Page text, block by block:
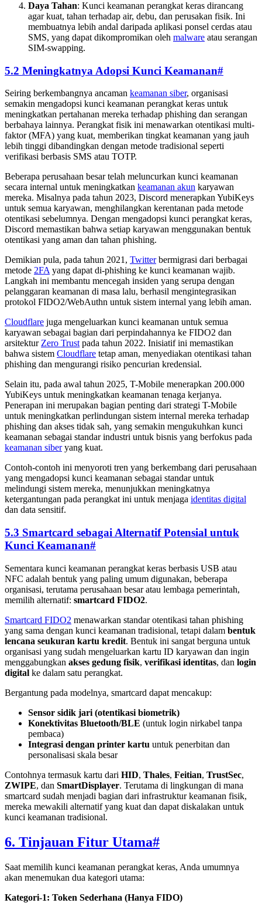
Daya Tahan: Kunci keamanan perangkat keras dirancang
agar kuat, tahan terhadap air, debu, dan perusakan fisik. Ini
membuatnya lebih andal daripada aplikasi ponsel cerdas atau
SMS, yang dapat dikompromikan oleh malware atau serangan
SIM-swapping.
5.2 Meningkatnya Adopsi Kunci Keamanan#
Seiring berkembangnya ancaman keamanan siber, organisasi
semakin mengadopsi kunci keamanan perangkat keras untuk
meningkatkan pertahanan mereka terhadap phishing dan serangan
berbahaya lainnya. Perangkat fisik ini menawarkan otentikasi multi-
faktor (MFA) yang kuat, memberikan tingkat keamanan yang jauh
lebih tinggi dibandingkan dengan metode tradisional seperti
verifikasi berbasis SMS atau TOTP.
Beberapa perusahaan besar telah meluncurkan kunci keamanan
secara internal untuk meningkatkan keamanan akun karyawan
mereka. Misalnya pada tahun 2023, Discord menerapkan YubiKeys
untuk semua karyawan, menghilangkan kerentanan pada metode
otentikasi sebelumnya. Dengan mengadopsi kunci perangkat keras,
Discord memastikan bahwa setiap karyawan menggunakan bentuk
otentikasi yang aman dan tahan phishing.
Demikian pula, pada tahun 2021, Twitterbermigrasi dari berbagai
metode 2FAyang dapat di-phishing ke kunci keamanan wajib.
Langkah ini membantu mencegah insiden yang serupa dengan
pelanggaran keamanan di masa lalu, berhasil mengintegrasikan
protokol FIDO2/WebAuthn untuk sistem internal yang lebih aman.
Cloudflare juga mengeluarkan kunci keamanan untuk semua
karyawan sebagai bagian dari perpindahannya ke FIDO2 dan
arsitekturZero Trustpada tahun 2022. Inisiatif ini memastikan
bahwa sistem Cloudflare tetap aman, menyediakan otentikasi tahan
phishing dan mengurangi risiko pencurian kredensial.
Selain itu, pada awal tahun 2025, T-Mobile menerapkan 200.000
YubiKeys untuk meningkatkan keamanan tenaga kerjanya.
Penerapan ini merupakan bagian penting dari strategi T-Mobile
untuk meningkatkan perlindungan sistem internal mereka terhadap
phishing dan akses tidak sah, yang semakin mengukuhkan kunci
keamanan sebagai standar industri untuk bisnis yang berfokus pada
keamanan siberyang kuat.
Contoh-contoh ini menyoroti tren yang berkembang dari perusahaan
yang mengadopsi kunci keamanan sebagai standar untuk
melindungi sistem mereka, menunjukkan meningkatnya
ketergantungan pada perangkat ini untuk menjaga identitas digital
dan data sensitif.
5.3 Smartcard sebagai Alternatif Potensial untuk
Kunci Keamanan#
Sementara kunci keamanan perangkat keras berbasis USB atau
NFC adalah bentuk yang paling umum digunakan, beberapa
organisasi, terutama perusahaan besar atau lembaga pemerintah,
memilih alternatif: smartcard FIDO2.
Smartcard FIDO2 menawarkan standar otentikasi tahan phishing
yang sama dengan kunci keamanan tradisional, tetapi dalam bentuk
lencana seukuran kartu kredit. Bentuk ini sangat berguna untuk
organisasi yang sudah mengeluarkan kartu ID karyawan dan ingin
menggabungkan akses gedung fisik, verifikasi identitas, dan login
digital ke dalam satu perangkat.
Bergantung pada modelnya, smartcard dapat mencakup:
Sensor sidik jari (otentikasi biometrik)
Konektivitas Bluetooth/BLE (untuk login nirkabel tanpa
pembaca)
Integrasi dengan printer kartu untuk penerbitan dan
personalisasi skala besar
Contohnya termasuk kartu dari HID, Thales, Feitian, TrustSec,
ZWIPE, dan SmartDisplayer. Terutama di lingkungan di mana
smartcard sudah menjadi bagian dari infrastruktur keamanan fisik,
mereka mewakili alternatif yang kuat dan dapat diskalakan untuk
kunci keamanan tradisional.
6. Tinjauan Fitur Utama#
Saat memilih kunci keamanan perangkat keras, Anda umumnya
akan menemukan dua kategori utama:
Kategori-1: Token Sederhana (Hanya FIDO)